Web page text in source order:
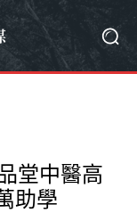
堂中醫高
助學